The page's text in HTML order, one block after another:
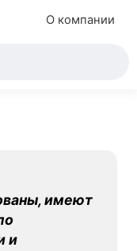
О компании
имеют
и